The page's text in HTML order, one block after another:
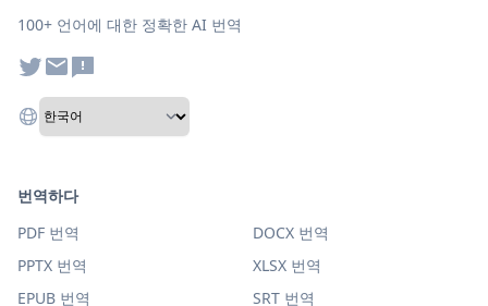
100+ 언어에 대한 정확한 AI 번역
번역하다
PDF 번역
DOCX 번역
PPTX 번역
XLSX 번역
EPUB 번역
SRT 번역